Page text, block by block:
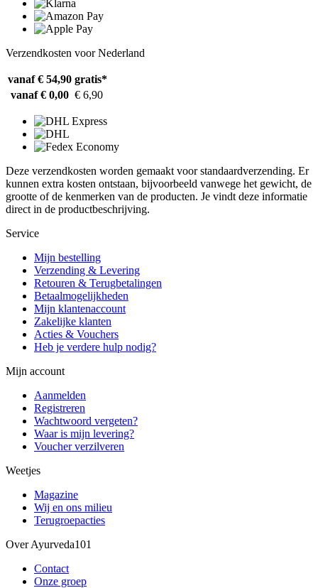
Verzendkosten voor Nederland
vanaf € 54,90 gratis*
vanaf € 0,00 € 6,90
Deze verzendkosten worden gemaakt voor standaardverzending. Er
kunnen extra kosten ontstaan, bijvoorbeeld vanwege het gewicht, de
grootte of de kenmerken van de producten. Je vindt deze informatie
direct in de productbeschrijving.
Service
Mijn bestelling
Verzending & Levering
Retouren & Terugbetalingen
Betaalmogelijkheden
Mijn klantenaccount
Zakelijke klanten
Acties & Vouchers
Heb je verdere hulp nodig?
Mijn account
Aanmelden
Registreren
Wachtwoord vergeten?
Waar is mijn levering?
Voucher verzilveren
Weetjes
Magazine
Wij en ons milieu
Terugroepacties
Over Ayurveda101
Contact
Onze groep